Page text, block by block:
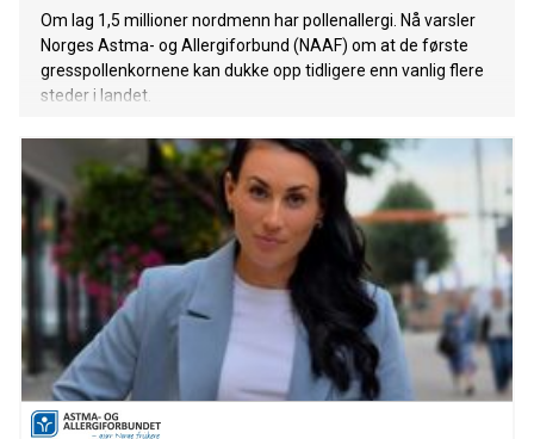
Om lag 1,5 millioner nordmenn har pollenallergi. Nå varsler
Norges Astma- og Allergiforbund (NAAF) om at de første
gresspollenkornene kan dukke opp tidligere enn vanlig flere
steder i landet.